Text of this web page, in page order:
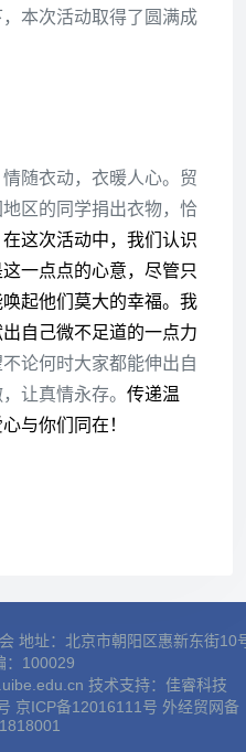
本次活动取得了圆满成
随衣动，衣暖人心。贸
区的同学捐出衣物，恰
在这次活动中，我们认识
一点点的心意，尽管只
起他们莫大的幸福。我
自己微不足道的一点力
论何时大家都能伸出自
让真情永存。 传递温
与你们同在！
地址：北京市朝阳区惠新东街10
：100029
技术支持： 佳睿科技
京ICP备12016111号 外经贸网备